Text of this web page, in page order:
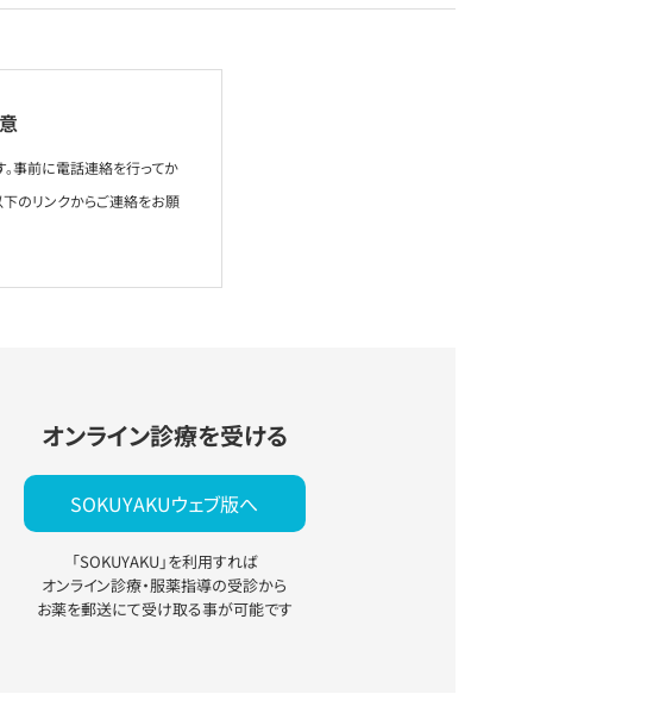
事前に電話連絡を行ってか
下のリンクからご連絡をお願
オンライン診療を受ける
SOKUYAKUウェブ版へ
「SOKUYAKU」を利用すれば
オンライン診療・服薬指導の受診から
お薬を郵送にて受け取る事が可能です